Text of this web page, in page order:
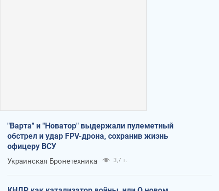
"Варта" и "Новатор" выдержали пулеметный
обстрел и удар FPV-дрона, сохранив жизнь
офицеру ВСУ
Украинская Бронетехника 3,7 т.